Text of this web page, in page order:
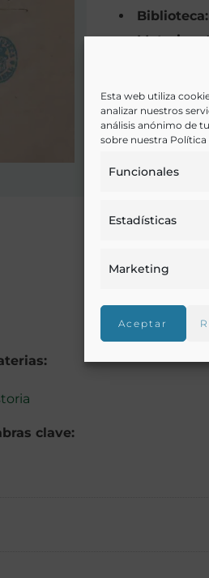
Esta web utiliza
analizar nuestros
análisis anónimo de
sobre nuestra Política
Funcionales
Estadísticas
Marketing
Aceptar
Biblioteca:
Materias:
Palabras
Idioma:
clave: